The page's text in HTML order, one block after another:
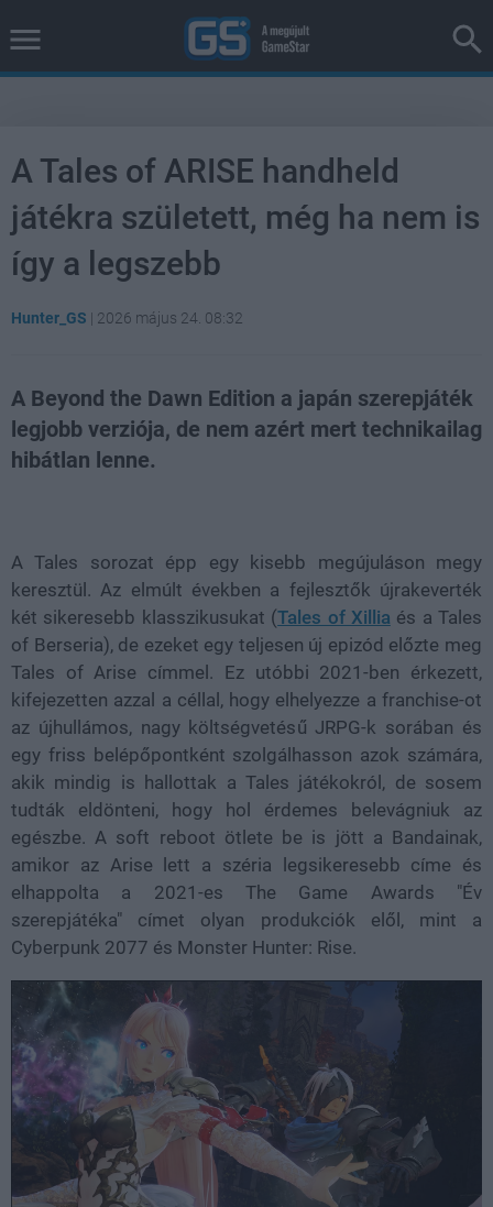
A Tales of ARISE handheld
játékra született, még ha nem is
így a legszebb
Hunter_GS | 2026 május 24. 08:32
A Beyond the Dawn Edition a japán szerepjáték
legjobb verziója, de nem azért mert technikailag
hibátlan lenne.
A Tales sorozat épp egy kisebb megújuláson megy
keresztül. Az elmúlt években a fejlesztők újrakeverték
két sikeresebb klasszikusukat (Tales of Xillia és a Tales
of Berseria), de ezeket egy teljesen új epizód előzte meg
Tales of Arise címmel. Ez utóbbi 2021-ben érkezett,
kifejezetten azzal a céllal, hogy elhelyezze a franchise-ot
az újhullámos, nagy költségvetésű JRPG-k sorában és
egy friss belépőpontként szolgálhasson azok számára,
akik mindig is hallottak a Tales játékokról, de sosem
tudták eldönteni, hogy hol érdemes belevágniuk az
egészbe. A soft reboot ötlete be is jött a Bandainak,
amikor az Arise lett a széria legsikeresebb címe és
elhappolta a 2021-es The Game Awards "Év
szerepjátéka" címet olyan produkciók elől, mint a
Cyberpunk 2077 és Monster Hunter: Rise.